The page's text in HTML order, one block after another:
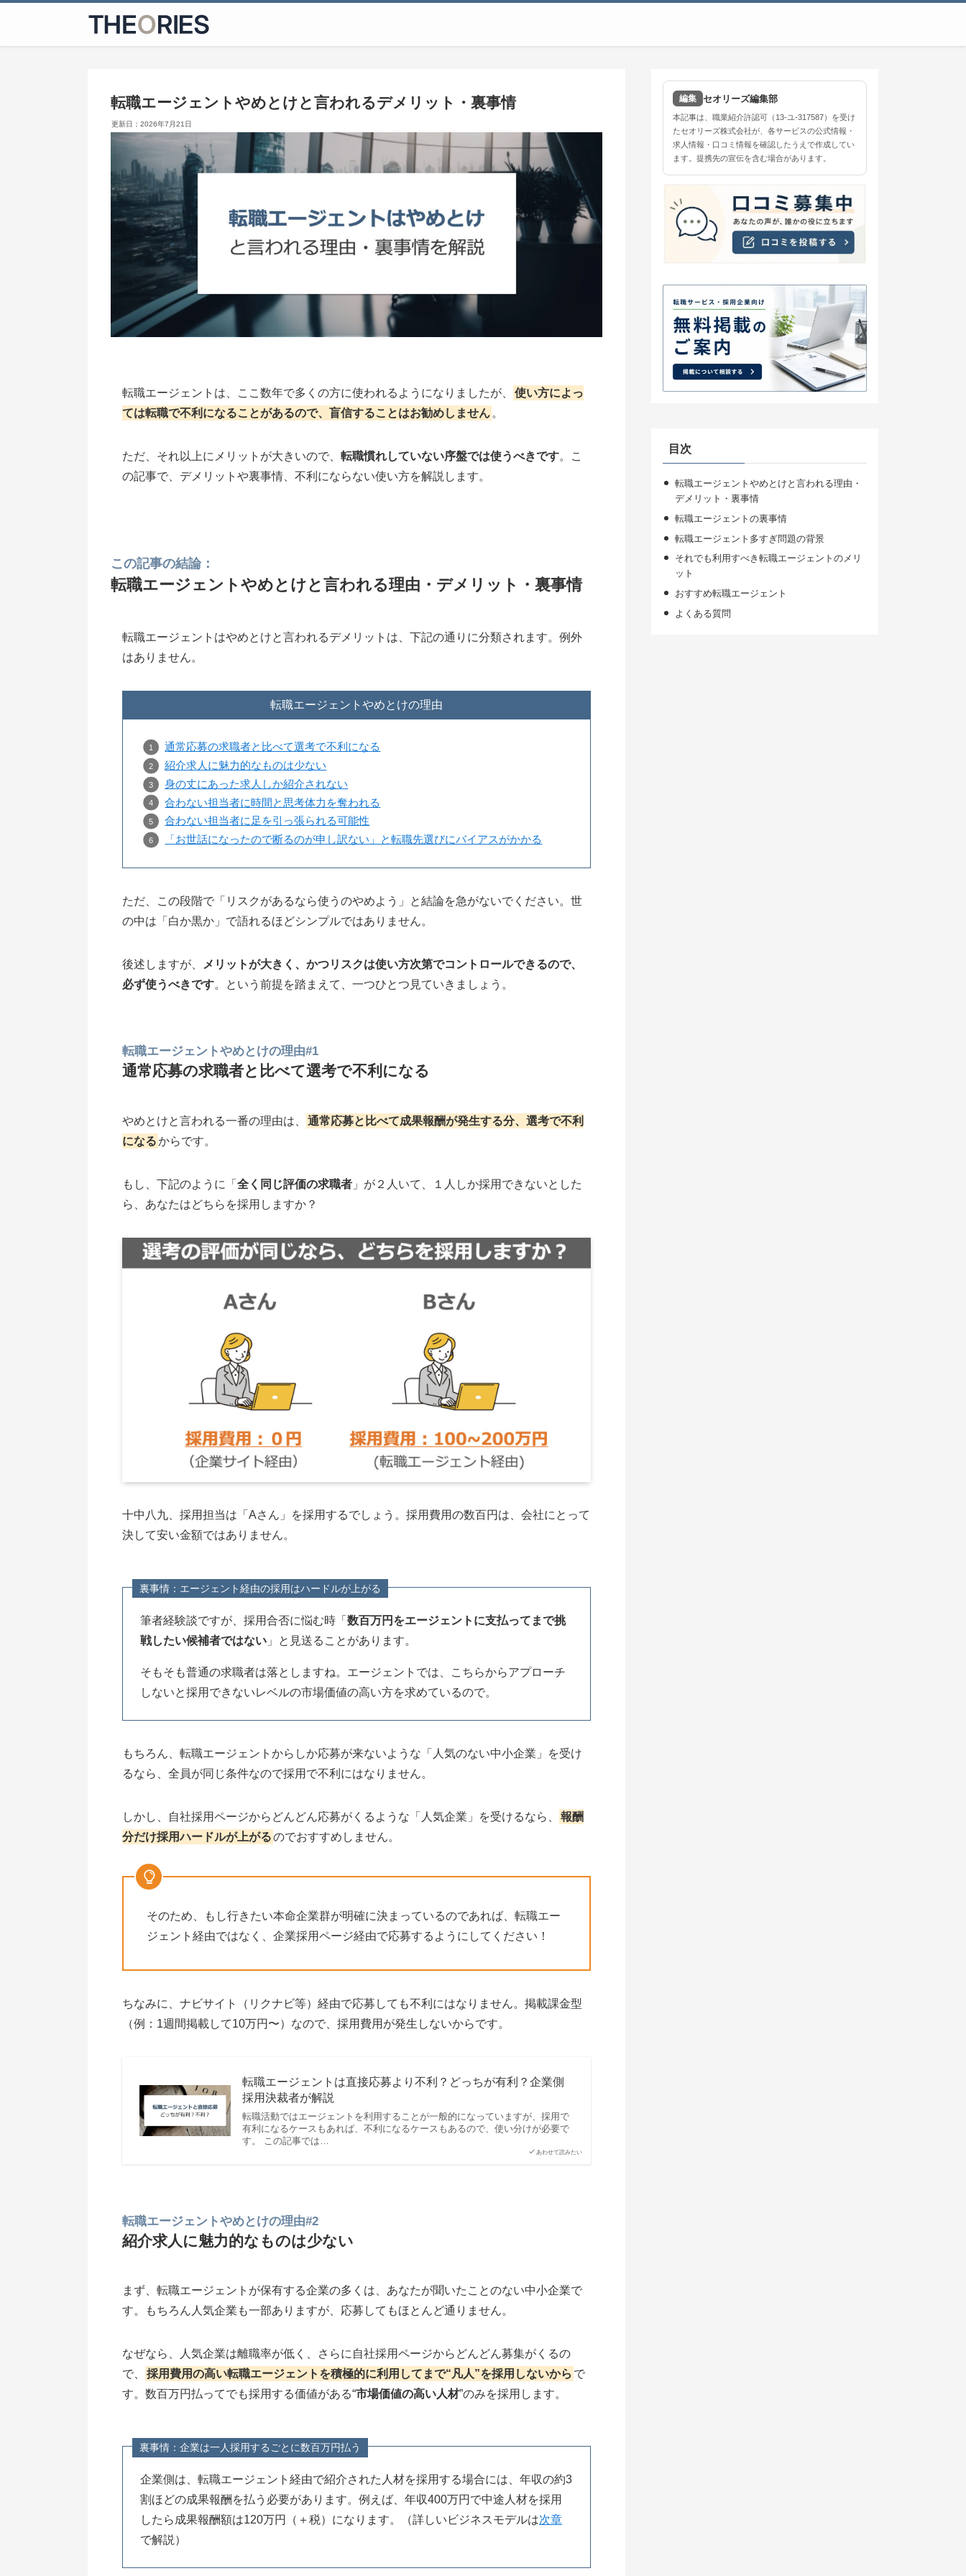
転職エージェントやめとけと言われるデメリット・裏事情
2026年7月21日
転職エージェントは、ここ数年で多くの方に使われるようになりましたが、
使い方によっ
ては転職で不利になることがあるので、盲信することはお勧めしません 。
ただ、それ以上にメリットが大きいので、 転職慣れしていない序盤では使うべきです。こ
の記事で、デメリットや裏事情、不利にならない使い方を解説します。
この記事の結論：
転職エージェントやめとけと言われる理由・デメリット・裏事情
転職エージェントはやめとけと言われるデメリットは、下記の通りに分類されます。例外
はありません。
転職エージェントやめとけの理由
通常応募の求職者と比べて選考で不利になる
紹介求人に魅力的なものは少ない
身の丈にあった求人しか紹介されない
合わない担当者に時間と思考体力を奪われる
合わない担当者に足を引っ張られる可能性
「お世話になったので断るのが申し訳ない」と転職先選びにバイアスがかかる
ただ、この段階で「リスクがあるなら使うのやめよう」と結論を急がないでください。世
の中は「白か黒か」で語れるほどシンプルではありません。
後述しますが、
メリットが大きく、かつリスクは使い方次第でコントロールできるので、
必ず使うべきです。という前提を踏まえて、一つひとつ見ていきましょう。
転職エージェントやめとけの理由#1
通常応募の求職者と比べて選考で不利になる
やめとけと言われる一番の理由は、
通常応募と比べて成果報酬が発生する分、選考で不利
になるからです。
もし、下記のように「 全く同じ評価の求職者 」が２人いて、１人しか採用できないとした
ら、あなたはどちらを採用しますか？
十中八九、採用担当は「Aさん」を採用するでしょう。採用費用の数百円は、会社にとって
決して安い金額ではありません。
裏事情：エージェント経由の採用はハードルが上がる
筆者経験談ですが、採用合否に悩む時「 数百万円をエージェントに支払ってまで挑
戦したい候補者ではない 」と見送ることがあります。
そもそも普通の求職者は落としますね。エージェントでは、こちらからアプローチ
しないと採用できないレベルの市場価値の高い方を求めているので。
もちろん、転職エージェントからしか応募が来ないような「人気のない中小企業」を受け
るなら、全員が同じ条件なので採用で不利にはなりません。
しかし、自社採用ページからどんどん応募がくるような「人気企業」を受けるなら、
報酬
分だけ採用ハードルが上がるのでおすすめしません。
そのため、もし行きたい本命企業群が明確に決まっているのであれば、転職エー
ジェント経由ではなく、企業採用ページ経由で応募するようにしてください！
ちなみに、ナビサイト（リクナビ等）経由で応募しても不利にはなりません。掲載課金型
（例：1週間掲載して10万円〜）なので、採用費用が発生しないからです。
あわせて読みたい
転職エージェントは直接応募より不利？どっちが有利？企業側
採用決裁者が解説
転職活動ではエージェントを利用することが一般的になっていますが、採用で
有利になるケースもあれば、不利になるケースもあるので、使い分けが必要で
す。 この記事では…
転職エージェントやめとけの理由#2
紹介求人に魅力的なものは少ない
まず、転職エージェントが保有する企業の多くは、あなたが聞いたことのない中小企業で
す。もちろん人気企業も一部ありますが、応募してもほとんど通りません。
なぜなら、人気企業は離職率が低く、さらに自社採用ページからどんどん募集がくるの
で、
採用費用の高い転職エージェントを積極的に利用してまで“凡人”を採用しないから で
す。数百万円払ってでも採用する価値がある“市場価値の高い人材”のみを採用します。
裏事情：企業は一人採用するごとに数百万円払う
企業側は、転職エージェント経由で紹介された人材を採用する場合には、年収の約3
割ほどの成果報酬を払う必要があります。例えば、年収400万円で中途人材を採用
したら成果報酬額は120万円（＋税）になります。（詳しいビジネスモデルは次章
で解説）
編集 セオリーズ編集部
本記事は、職業紹介許認可（13-ユ-317587）を受け
たセオリーズ株式会社が、各サービスの公式情報・
求人情報・口コミ情報を確認したうえで作成してい
ます。提携先の宣伝を含む場合があります。
目次
転職エージェントやめとけと言われる理由・
デメリット・裏事情
転職エージェントの裏事情
転職エージェント多すぎ問題の背景
それでも利用すべき転職エージェントのメリ
ット
おすすめ転職エージェント
よくある質問